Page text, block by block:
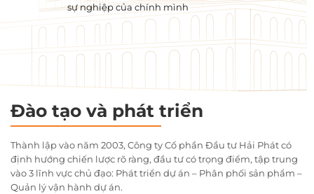
sự nghiệp của chính mình
Đào tạo và phát triển
Thành lập vào năm 2003, Công ty Cổ phần Đầu tư Hải Phát có
định hướng chiến lược rõ ràng, đầu tư có trọng điểm, tập trung
vào 3 lĩnh vực chủ đạo: Phát triển dự án – Phân phối sản phẩm –
Quản lý vận hành dự án.